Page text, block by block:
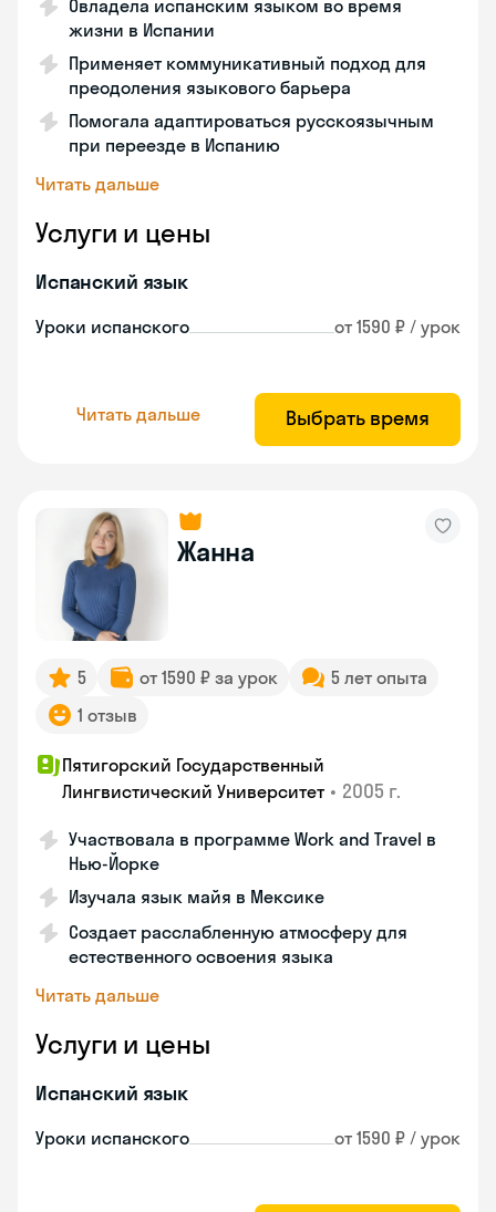
Овладела испанским языком во время
жизни в Испании
Применяет коммуникативный подход для
преодоления языкового барьера
Помогала адаптироваться русскоязычным
при переезде в Испанию
Читать дальше
Услуги и цены
Испанский язык
Уроки испанского от 1590 ₽ / урок
Читать дальше Выбрать время
Жанна
5 от 1590 ₽ за урок
5 лет опыта
1 отзыв
Пятигорский Государственный
Лингвистический Университет • 2005 г.
Участвовала в программе Work and Travel в
Нью-Йорке
Изучала язык майя в Мексике
Создает расслабленную атмосферу для
естественного освоения языка
Читать дальше
Услуги и цены
Испанский язык
Уроки испанского от 1590 ₽ / урок